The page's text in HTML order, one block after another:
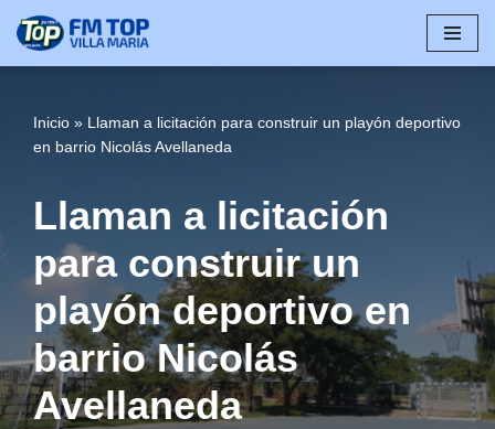
Inicio » Llaman a licitación para construir un playón deportivo
en barrio Nicolás Avellaneda
Llaman a licitación
para construir un
playón deportivo en
barrio Nicolás
Avellaneda